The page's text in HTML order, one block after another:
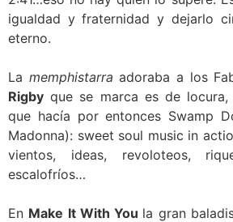
igualdad y fraternidad y dejarlo
eterno.
La memphistarraadoraba a los
Rigby que se marca es de
que hacía por entonces Swamp
Madonna): sweet soul music in
vientos, ideas, revoloteos,
escalofríos…
En Make It With You la gran